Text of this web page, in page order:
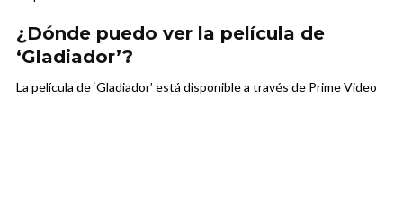
¿Dónde puedo ver la película de
‘Gladiador’?
La película de ‘Gladiador’ está disponible a través de Prime Video